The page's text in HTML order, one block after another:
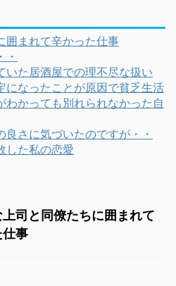
囲まれて辛かった仕事
・
いた居酒屋での理不尽な扱い
になったことが原因で貧乏生活
わかっても別れられなかった自
さに気づいたのですが・・
した私の恋愛
司と同僚たちに囲まれて
事